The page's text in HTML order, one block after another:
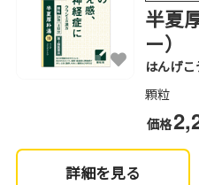
半夏
ー）
はんげこ
顆粒
価格
詳細を見る